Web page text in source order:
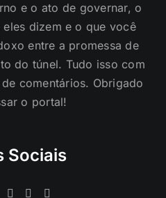
e o ato de governar, o
dizem e o que você
entre a promessa de
do túnel. Tudo isso com
comentários. Obrigado
o portal!
Sociais